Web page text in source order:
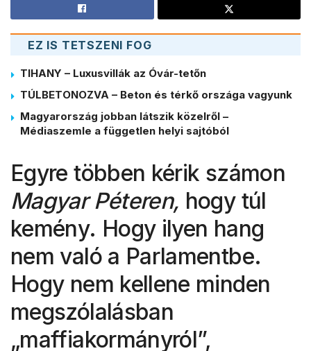
EZ IS TETSZENI FOG
TIHANY – Luxusvillák az Óvár-tetőn
TÚLBETONOZVA – Beton és térkő országa vagyunk
Magyarország jobban látszik közelről –
Médiaszemle a független helyi sajtóból
Egyre többen kérik számon
Magyar Péteren, hogy túl
kemény. Hogy ilyen hang
nem való a Parlamentbe.
Hogy nem kellene minden
megszólalásban
„maffiakormányról”,